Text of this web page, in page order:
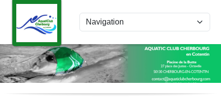
Panneau de gestion des cookies